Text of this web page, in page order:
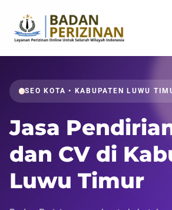
SEO KOTA • KABUPATEN LUWU
Jasa
dan CV di
Luwu Timur